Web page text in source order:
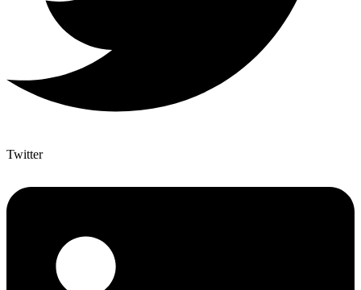
Twitter